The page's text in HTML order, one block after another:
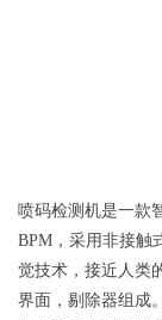
喷码检测机是一款
BPM，采用非接触
觉技术，接近人类
界面，剔除器组成